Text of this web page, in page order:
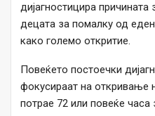
дијагностицира причината
децата за помалку од
како големо откритие.
Повеќето постоечки
фокусираат на откривање
потрае 72 или повеќе часа